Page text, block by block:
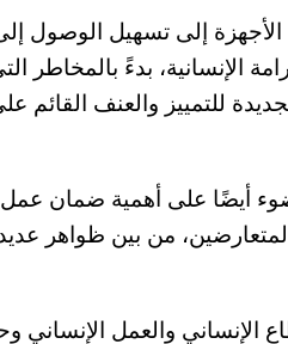
الأجهزة إلى تسهيل الوصول
الإنسانية، بدءً بالمخاطر
للتمييز والعنف القائم
أيضًا على أهمية ضمان عمل
من بين ظواهر
الإنساني والعمل الإنساني